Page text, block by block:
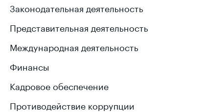
Законодательная деятельность
Представительная деятельность
Международная деятельность
Финансы
Кадровое обеспечение
Противодействие коррупции